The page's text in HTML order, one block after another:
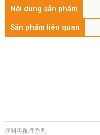
Nội dung sản phẩm
Sản phẩm liên quan
厚料零配件系列